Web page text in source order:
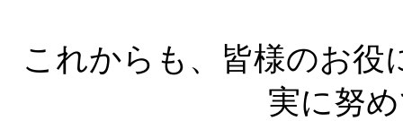
これからも、皆様のお役
実に努